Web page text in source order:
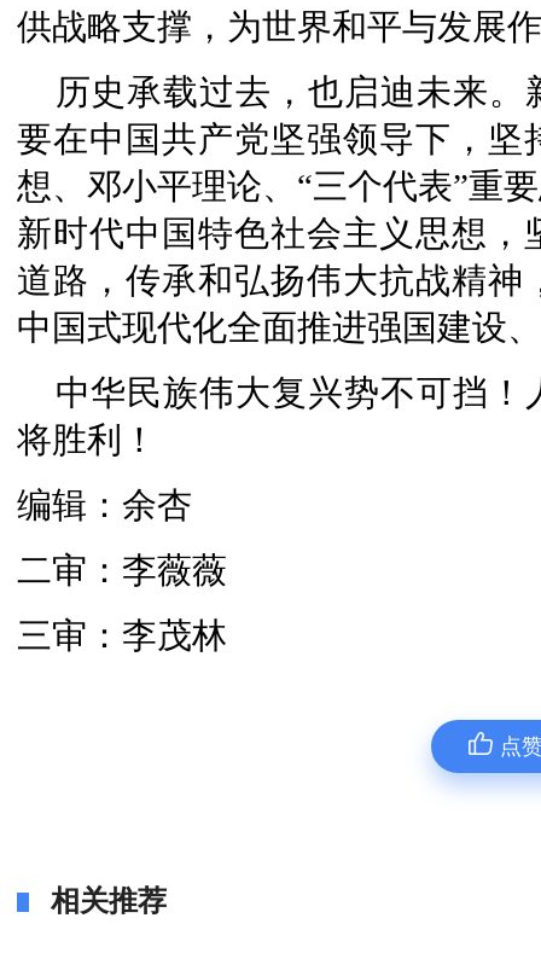
供战略支撑，为世界和平与发展
历史承载过去，也启迪未来
要在中国共产党坚强领导下，
想、邓小平理论、“三个代表”重
新时代中国特色社会主义思想
道路，传承和弘扬伟大抗战精
中国式现代化全面推进强国建设
中华民族伟大复兴势不可挡
将胜利！
编辑：余杏
二审：李薇薇
三审：李茂林
点
相关推荐